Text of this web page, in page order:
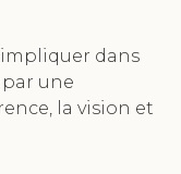
impliquer dans
une
la vision et